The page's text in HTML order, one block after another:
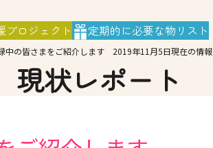
プロジェクト 定期的に必要な物リスト
中の皆さまをご紹介します 2019年11月5日現在の情報
現状レポート